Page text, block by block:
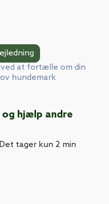
at fortælle om din
hundemark
hjælp andre
tager kun 2 min